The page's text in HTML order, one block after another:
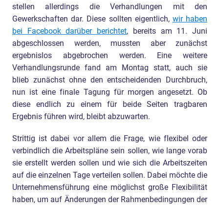
stellen allerdings die Verhandlungen mit den
Gewerkschaften dar. Diese sollten eigentlich, wir haben
bei Facebook darüber berichtet, bereits am 11. Juni
abgeschlossen werden, mussten aber zunächst
ergebnislos abgebrochen werden. Eine weitere
Verhandlungsrunde fand am Montag statt, auch sie
blieb zunächst ohne den entscheidenden Durchbruch,
nun ist eine finale Tagung für morgen angesetzt. Ob
diese endlich zu einem für beide Seiten tragbaren
Ergebnis führen wird, bleibt abzuwarten.
Strittig ist dabei vor allem die Frage, wie flexibel oder
verbindlich die Arbeitspläne sein sollen, wie lange vorab
sie erstellt werden sollen und wie sich die Arbeitszeiten
auf die einzelnen Tage verteilen sollen. Dabei möchte die
Unternehmensführung eine möglichst große Flexibilität
haben, um auf Änderungen der Rahmenbedingungen der